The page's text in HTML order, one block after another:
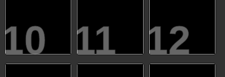
10
11
12